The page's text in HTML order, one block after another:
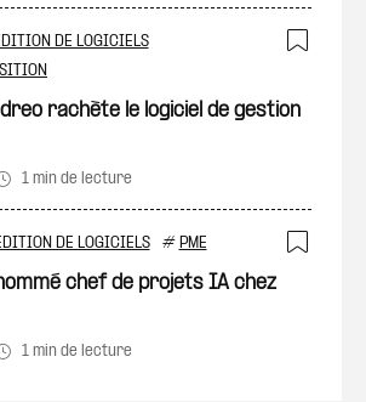
DE LOGICIELS
rachète le logiciel de gestion
1 min de lecture
DE LOGICIELS # PME
chef de projets IA chez
1 min de lecture